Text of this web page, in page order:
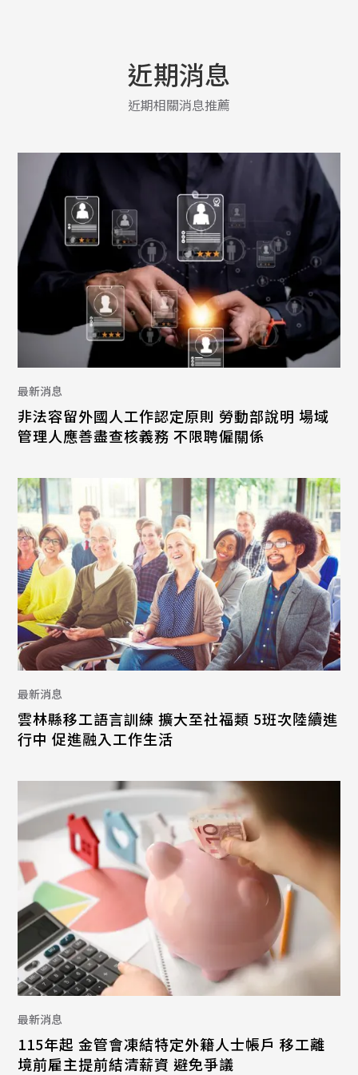
近期消息
近期相關消息推薦
最新消息
非法容留外國人工作認定原則 勞動部說明 場域
管理人應善盡查核義務 不限聘僱關係
最新消息
雲林縣移工語言訓練 擴大至社福類 5班次陸續進
行中 促進融入工作生活
最新消息
115年起 金管會凍結特定外籍人士帳戶 移工離
境前雇主提前結清薪資 避免爭議